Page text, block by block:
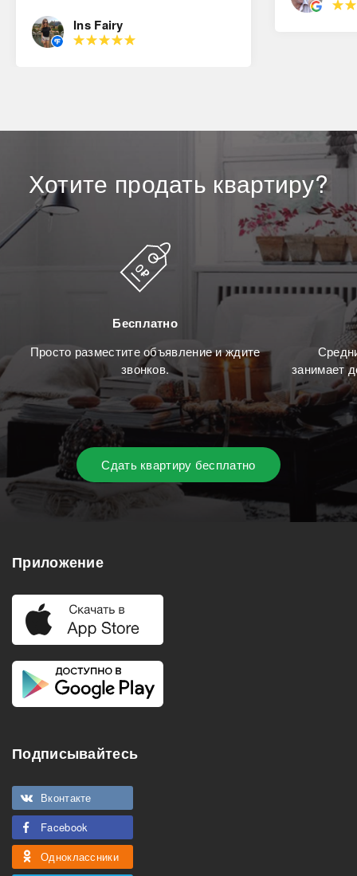
Ins Fairy
Хотите продать квартиру?
Бесплатно
Просто разместите объявление и ждите
звонков.
занимает
Сдать квартиру бесплатно
Приложение
Подписывайтесь
Вконтакте
Facebook
Одноклассники